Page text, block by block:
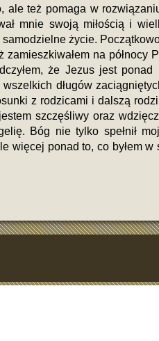
ale też pomaga w
mnie swoją miłością i
życie.
na północy
że Jezus jest ponad
długów
z rodzicami i dalszą
szczęśliwy oraz
Bóg nie tylko spełnił
więcej ponad to, co byłem
vavadapodczas
сочное и классное!